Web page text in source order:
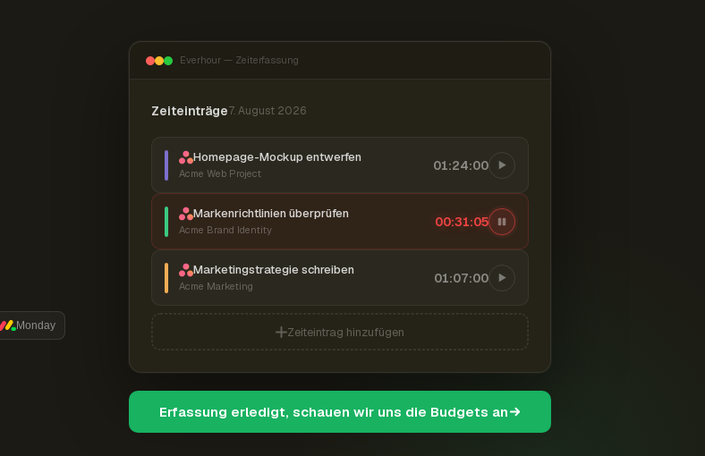
Monday
Everhour — Zeiterfassung
Zeiteinträge7. August 2026
Homepage-Mockup entwerfen
Acme Web Project
01:24:00
Markenrichtlinien überprüfen
Acme Brand Identity
00:31:06
Marketingstrategie schreiben
Acme Marketing
01:07:00
Zeiteintrag hinzufügen
Erfassung erledigt, schauen wir uns die Budgets an